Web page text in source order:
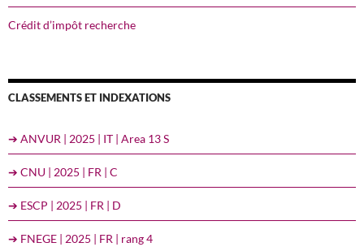
Crédit d’impôt recherche
CLASSEMENTS ET INDEXATIONS
➔ ANVUR | 2025 | IT | Area 13 S
➔ CNU | 2025 | FR | C
➔ ESCP | 2025 | FR | D
➔ FNEGE | 2025 | FR | rang 4